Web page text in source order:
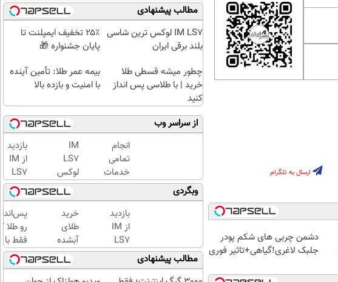
ارسال به تلگرام
دشمن چربی های شکم پودر
جلبک لاغری!گیاهی+تاثیر فوری
مطالب پیشنهادی
IM LS7 لوکس ترین شاسی
بلند برقی ایران
۲۵٪ تخفیف ایمپلنت تا
پایان جشنواره 🎁
چطور میشه قسطی طلا
خرید | با طلاسی پس انداز
کنید
بیمه عمر طلا: تأمین آینده
با امنیت و بازده بالا
از سراسر وب
انجام
تمامی
خدمات
خودرویی
در محل
با یدک
دات کام
IM
LS7
لوکس
ترین
شاسی
بلند
برقی
ایران
بازدید
از IM
LS7
لوکس
ترین
شاسی
بلند
برقی
ایران
در
باشگاه
وبگردی
بازدید
از IM
LS7
لوکس
ترین
خرید
طلای
آبشده
حتی با
۱۰۰هزارتومان
رو طلا
فقط با
کلیک با
مطالب پیشنهادی